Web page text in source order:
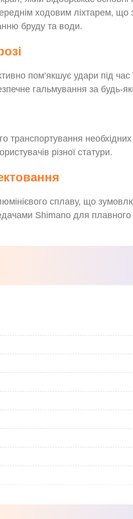
ходовим ліхтарем, що
бруду та води.
пом’якшує удари під
гальмування за будь-
транспортування
різної статури.
сплаву, що
Shimano для